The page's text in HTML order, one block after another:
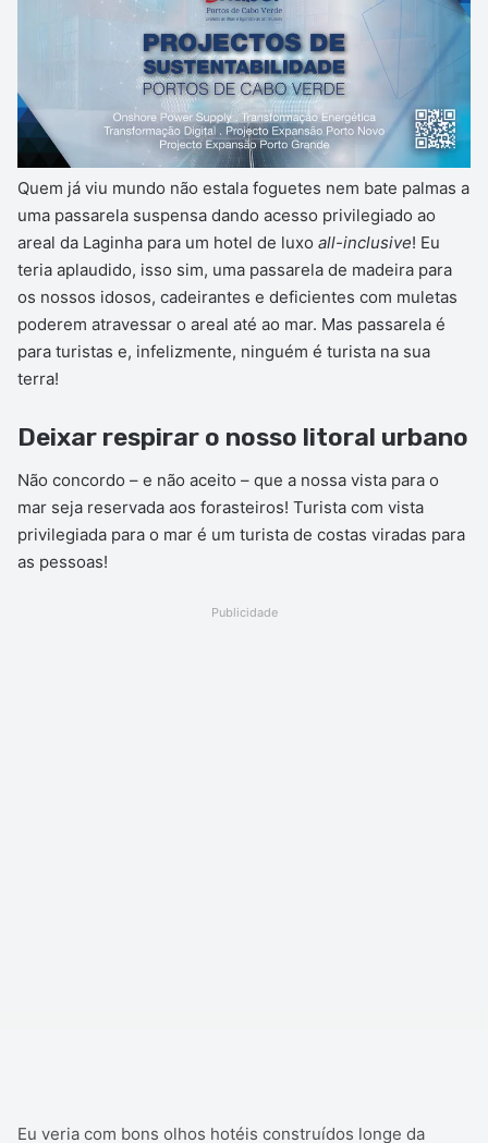
Quem já viu mundo não estala foguetes nem bate palmas a
uma passarela suspensa dando acesso privilegiado ao
areal da Laginha para um hotel de luxo all-inclusive! Eu
teria aplaudido, isso sim, uma passarela de madeira para
os nossos idosos, cadeirantes e deficientes com muletas
poderem atravessar o areal até ao mar. Mas passarela é
para turistas e, infelizmente, ninguém é turista na sua
terra!
Deixar respirar o nosso litoral urbano
Não concordo – e não aceito – que a nossa vista para o
mar seja reservada aos forasteiros! Turista com vista
privilegiada para o mar é um turista de costas viradas para
as pessoas!
Publicidade
Eu veria com bons olhos hotéis construídos longe da